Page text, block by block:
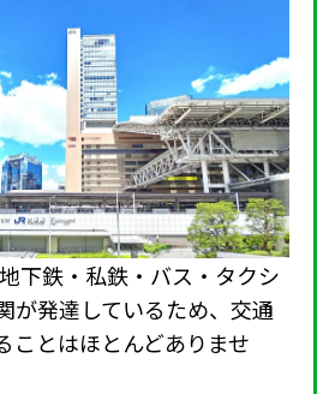
下鉄・私鉄・バス・タクシ
が発達しているため、交通
ことはほとんどありませ